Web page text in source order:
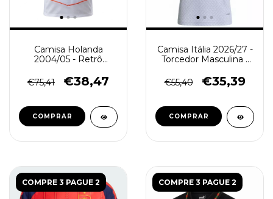
Camisa Holanda
2004/05 - Retrô
€75,41
€38,47
COMPRAR
Camisa Itália 2026/27 -
Torcedor Masculina -
€55,40
€35,39
COMPRAR
COMPRE 3 PAGUE 2 COMPRE 3 PAGUE 2